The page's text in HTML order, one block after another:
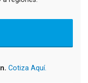
Cotiza Aquí.